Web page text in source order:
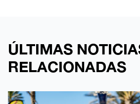
ÚLTIMAS
RELACIONADAS